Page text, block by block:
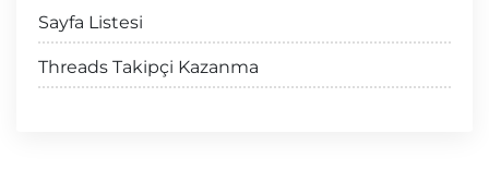
Sayfa Listesi
Threads Takipçi Kazanma